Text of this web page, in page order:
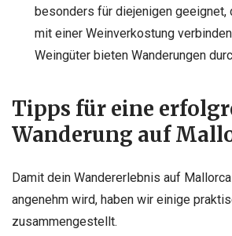
besonders für diejenigen geeignet,
mit einer Weinverkostung
Weingüter bieten Wanderungen
Tipps für eine
Wanderung auf
Damit dein Wandererlebnis auf
angenehm wird, haben wir einige
zusammengestellt.